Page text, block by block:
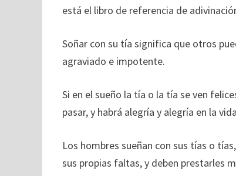
está el libro de referencia de
Soñar con su tía significa que otros
agraviado e impotente.
Si en el sueño la tía o la tía se ven
pasar, y habrá alegría y alegría en la
Los hombres sueñan con sus tías o
sus propias faltas, y deben prestarles